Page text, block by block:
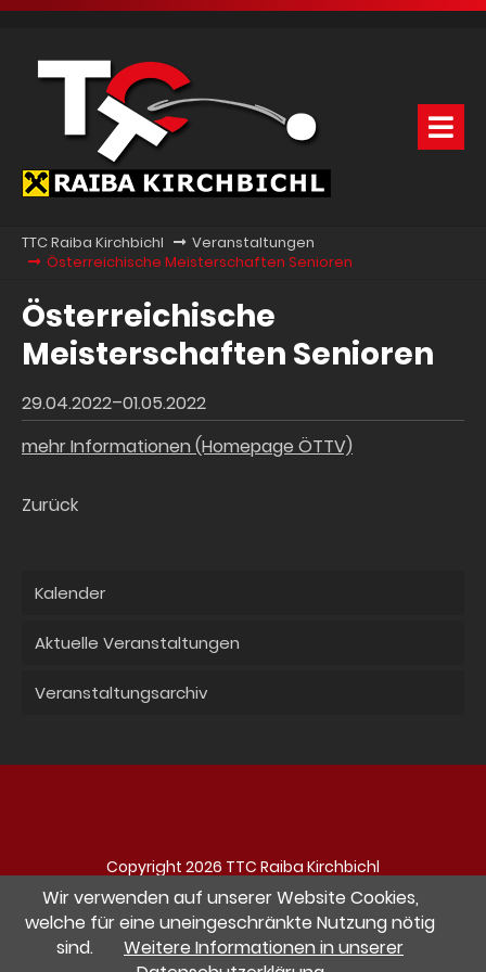
TTC Raiba Kirchbichl
Veranstaltungen
Österreichische Meisterschaften Senioren
Österreichische
Meisterschaften Senioren
29.04.2022–01.05.2022
mehr Informationen (Homepage ÖTTV)
Zurück
Kalender
Aktuelle Veranstaltungen
Veranstaltungsarchiv
Copyright 2026 TTC Raiba Kirchbichl
Navigation
überspringen
Impressum Datenschutz Kontakt
Wir verwenden auf unserer Website Cookies,
welche für eine uneingeschränkte Nutzung nötig
sind.
Weitere Informationen in unserer